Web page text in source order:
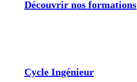
Découvrir nos formations
Cycle Ingénieur